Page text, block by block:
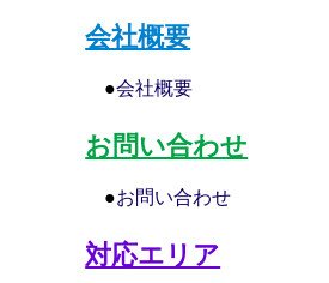
会社概要
●会社概要
お問い合わせ
●お問い合わせ
対応エリア